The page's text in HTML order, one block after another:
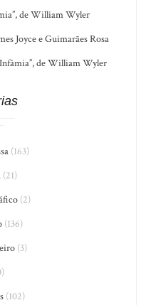
de William Wyler
Joyce e Guimarães Rosa
de William Wyler
(163)
(21)
(2)
(136)
(3)
(102)